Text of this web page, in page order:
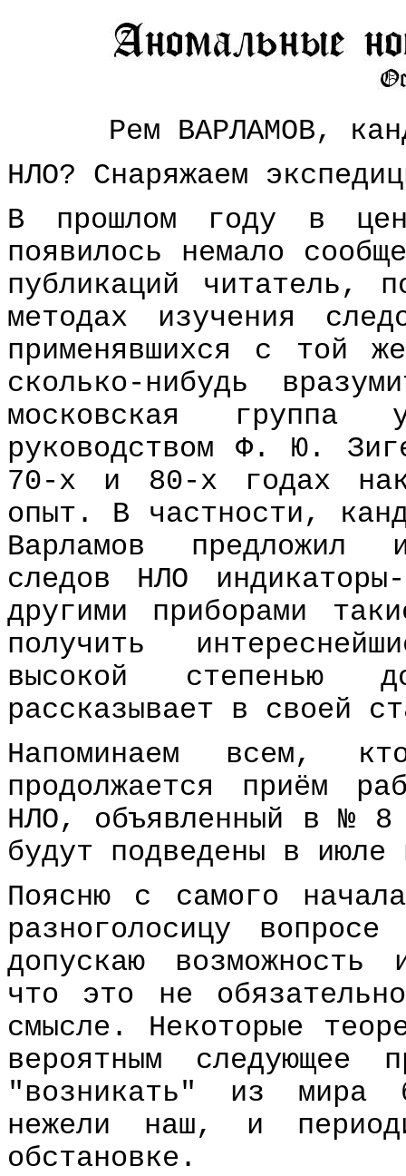
Рем ВАРЛАМОВ,
НЛО? Снаряжаем
В прошлом году в
появилось немало
публикаций читатель,
методах изучения
применявшихся с той
сколько-нибудь
московская группа
руководством Ф. Ю.
70-х и 80-х годах
опыт. В частности,
Варламов предложил
следов НЛО
другими приборами
получить
высокой степенью
рассказывает в своей
Напоминаем всем,
продолжается приём
НЛО, объявленный в №
будут подведены в июле
Поясню с самого
разноголосицу
допускаю
что это не
смысле. Некоторые
вероятным следующее
"возникать" из мира
нежели наш, и
обстановке.